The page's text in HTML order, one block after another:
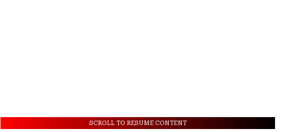
SCROLL TO RESUME CONTENT